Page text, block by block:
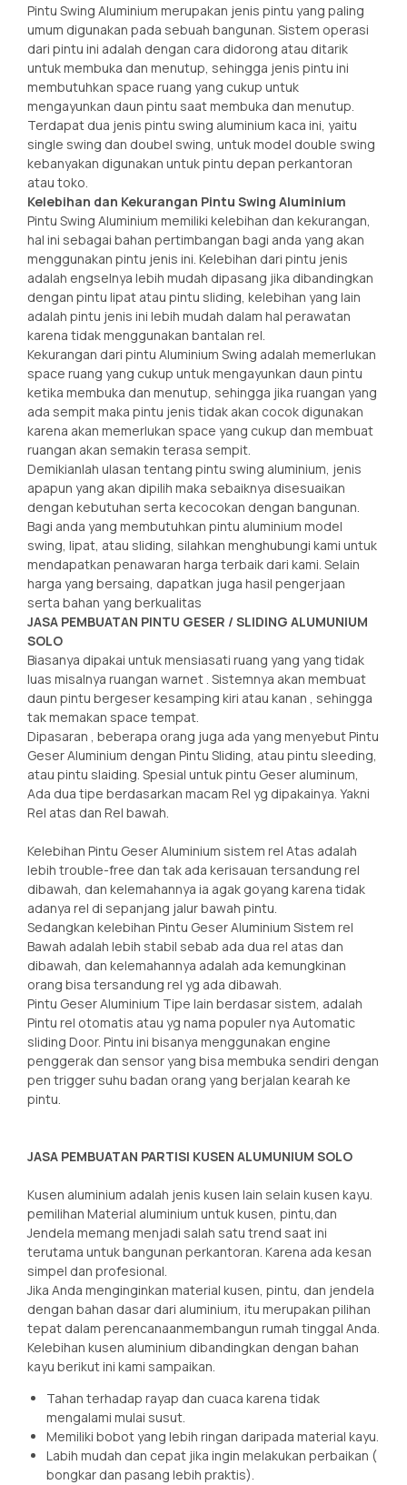
Pintu Swing Aluminium merupakan jenis pintu yang paling
umum digunakan pada sebuah bangunan. Sistem operasi
dari pintu ini adalah dengan cara didorong atau ditarik
untuk membuka dan menutup, sehingga jenis pintu ini
membutuhkan space ruang yang cukup untuk
mengayunkan daun pintu saat membuka dan menutup.
Terdapat dua jenis pintu swing aluminium kaca ini, yaitu
single swing dan doubel swing, untuk model double swing
kebanyakan digunakan untuk pintu depan perkantoran
atau toko.
Kelebihan dan Kekurangan Pintu Swing Aluminium
Pintu Swing Aluminium memiliki kelebihan dan kekurangan,
hal ini sebagai bahan pertimbangan bagi anda yang akan
menggunakan pintu jenis ini. Kelebihan dari pintu jenis
adalah engselnya lebih mudah dipasang jika dibandingkan
dengan pintu lipat atau pintu sliding, kelebihan yang lain
adalah pintu jenis ini lebih mudah dalam hal perawatan
karena tidak menggunakan bantalan rel.
Kekurangan dari pintu Aluminium Swing adalah memerlukan
space ruang yang cukup untuk mengayunkan daun pintu
ketika membuka dan menutup, sehingga jika ruangan yang
ada sempit maka pintu jenis tidak akan cocok digunakan
karena akan memerlukan space yang cukup dan membuat
ruangan akan semakin terasa sempit.
Demikianlah ulasan tentang pintu swing aluminium, jenis
apapun yang akan dipilih maka sebaiknya disesuaikan
dengan kebutuhan serta kecocokan dengan bangunan.
Bagi anda yang membutuhkan pintu aluminium model
swing, lipat, atau sliding, silahkan menghubungi kami untuk
mendapatkan penawaran harga terbaik dari kami. Selain
harga yang bersaing, dapatkan juga hasil pengerjaan
serta bahan yang berkualitas
JASA PEMBUATAN PINTU GESER / SLIDING ALUMUNIUM
SOLO
Biasanya dipakai untuk mensiasati ruang yang yang tidak
luas misalnya ruangan warnet . Sistemnya akan membuat
daun pintu bergeser kesamping kiri atau kanan , sehingga
tak memakan space tempat.
Dipasaran , beberapa orang juga ada yang menyebut Pintu
Geser Aluminium dengan Pintu Sliding, atau pintu sleeding,
atau pintu slaiding. Spesial untuk pintu Geser aluminum,
Ada dua tipe berdasarkan macam Rel yg dipakainya. Yakni
Rel atas dan Rel bawah.
Kelebihan Pintu Geser Aluminium sistem rel Atas adalah
lebih trouble-free dan tak ada kerisauan tersandung rel
dibawah, dan kelemahannya ia agak goyang karena tidak
adanya rel di sepanjang jalur bawah pintu.
Sedangkan kelebihan Pintu Geser Aluminium Sistem rel
Bawah adalah lebih stabil sebab ada dua rel atas dan
dibawah, dan kelemahannya adalah ada kemungkinan
orang bisa tersandung rel yg ada dibawah.
Pintu Geser Aluminium Tipe lain berdasar sistem, adalah
Pintu rel otomatis atau yg nama populer nya Automatic
sliding Door. Pintu ini bisanya menggunakan engine
penggerak dan sensor yang bisa membuka sendiri dengan
pen trigger suhu badan orang yang berjalan kearah ke
pintu.
JASA PEMBUATAN PARTISI KUSEN ALUMUNIUM SOLO
Kusen aluminium adalah jenis kusen lain selain kusen kayu.
pemilihan Material aluminium untuk kusen, pintu,dan
Jendela memang menjadi salah satu trend saat ini
terutama untuk bangunan perkantoran. Karena ada kesan
simpel dan profesional.
Jika Anda menginginkan material kusen, pintu, dan jendela
dengan bahan dasar dari aluminium, itu merupakan pilihan
tepat dalam perencanaanmembangun rumah tinggal Anda.
Kelebihan kusen aluminium dibandingkan dengan bahan
kayu berikut ini kami sampaikan.
Tahan terhadap rayap dan cuaca karena tidak
mengalami mulai susut.
Memiliki bobot yang lebih ringan daripada material kayu.
Labih mudah dan cepat jika ingin melakukan perbaikan (
bongkar dan pasang lebih praktis).